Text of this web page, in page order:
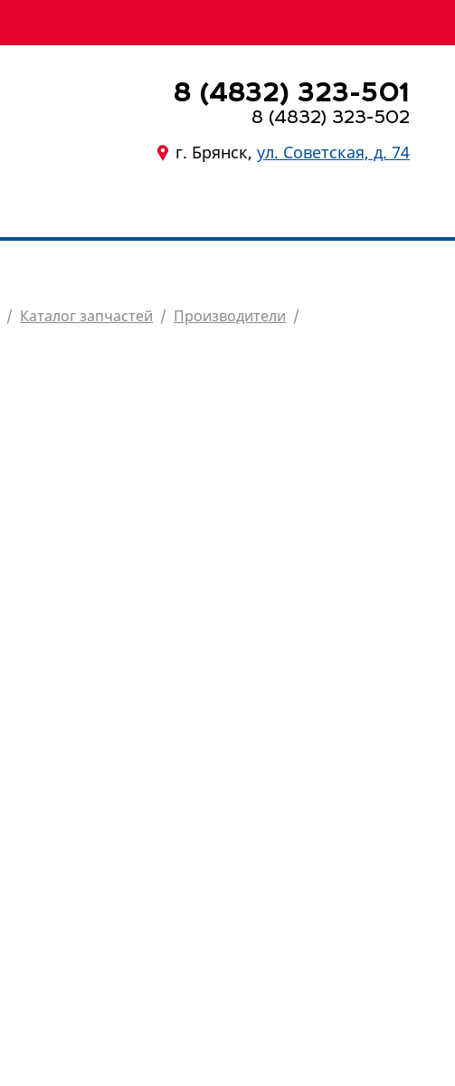
8 (4832) 323-501
8 (4832) 323-502
г. Брянск, ул. Советская, д. 74
/ Каталог запчастей / Производители /